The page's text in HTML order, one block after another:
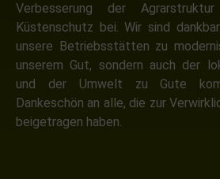
Verbesserung der
Küstenschutz bei. Wir sind
unsere Betriebsstätten zu
unserem Gut, sondern auch der
und der Umwelt zu Gute
Dankeschön an alle, die zur
beigetragen haben.